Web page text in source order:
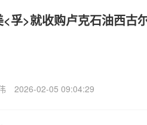
孚>就收购卢克石油西古
2026-02-05 09:04:29